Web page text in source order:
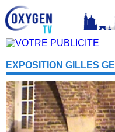
EXPOSITION GILLES